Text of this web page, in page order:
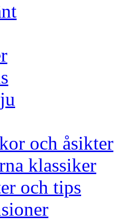
och åsikter
klassiker
och tips